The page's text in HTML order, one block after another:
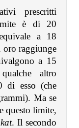
prescritti
è di 20
a 18
oro raggiunge
a 15
altro
di esso (che
Ma se
questo limite,
. Il secondo